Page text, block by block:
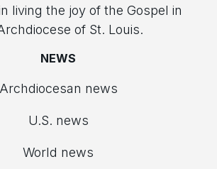
living the joy of the Gospel in
of St. Louis.
NEWS
Archdiocesan news
U.S. news
World news